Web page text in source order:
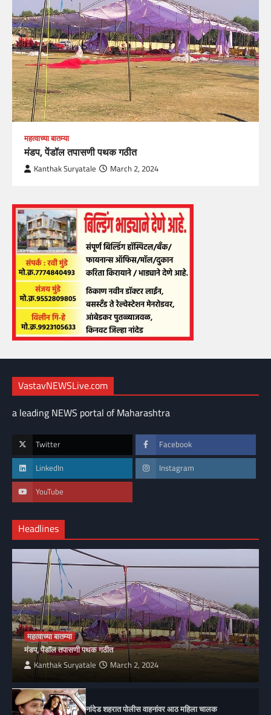
महत्वाच्या बातम्या
मंडप, पेंडॉल तपासणी पथक गठीत
Kanthak Suryatale March 2, 2024
VastavNEWSLive.com
a leading NEWS portal of Maharashtra
Twitter Facebook
LinkedIn Instagram
YouTube
Headlines
महत्वाच्या बातम्या
मंडप, पेंडॉल तपासणी पथक गठीत
Kanthak Suryatale March 2, 2024
नांदेड शहरात पोलीस वाहनांवर आठ महिला चालक